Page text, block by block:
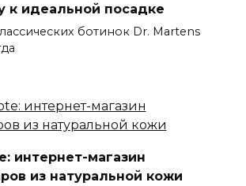
к идеальной посадке
ботинок Dr. Martens
интернет-магазин
из натуральной кожи